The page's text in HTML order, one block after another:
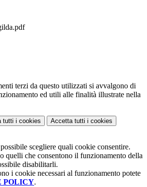
terzi da questo utilizzati si avvalgono di
ed utili alle finalità illustrate nella
tutti i cookies Accetta tutti i cookies
scegliere quali cookie consentire.
quelli che consentono il funzionamento della
disabilitarli.
i cookie necessari al funzionamento potete
POLICY.